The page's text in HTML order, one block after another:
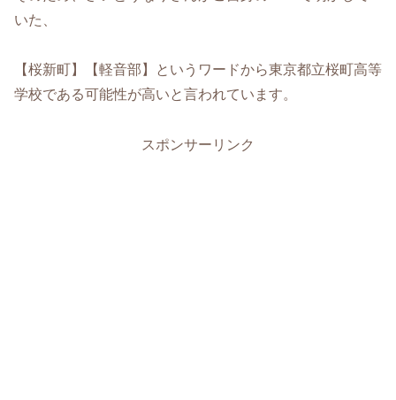
いた、
【桜新町】【軽音部】というワードから東京都立桜町高等
学校である可能性が高いと言われています。
スポンサーリンク